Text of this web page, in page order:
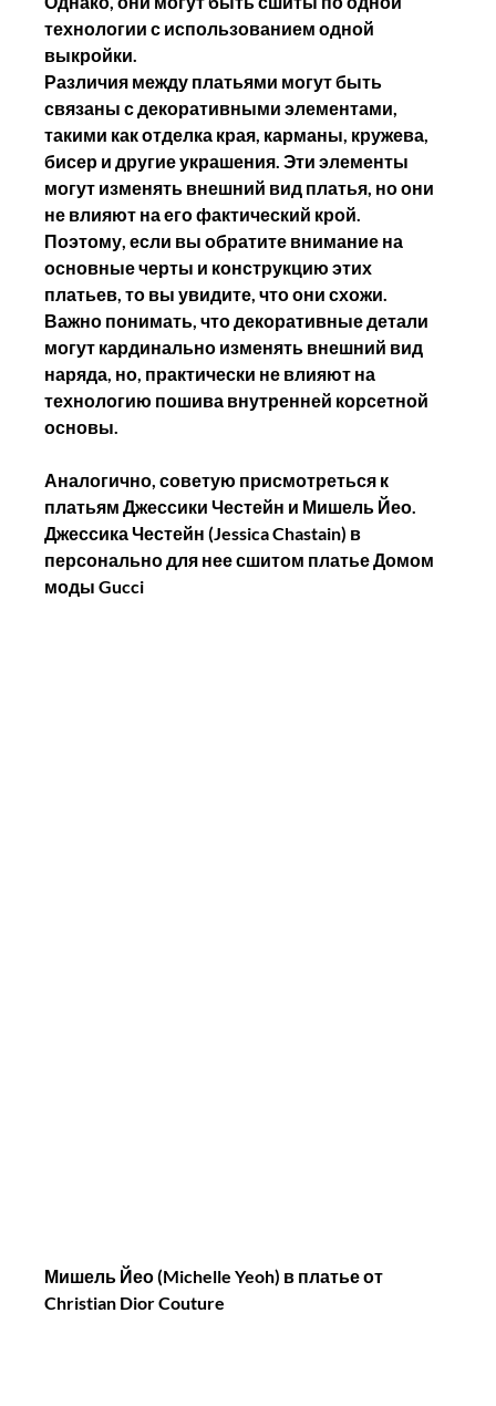
технологии с использованием одной
выкройки.
Различия между платьями могут быть
связаны с декоративными элементами,
такими как отделка края, карманы, кружева,
бисер и другие украшения. Эти элементы
могут изменять внешний вид платья, но они
не влияют на его фактический крой.
Поэтому, если вы обратите внимание на
основные черты и конструкцию этих
платьев, то вы увидите, что они схожи.
Важно понимать, что декоративные детали
могут кардинально изменять внешний вид
наряда, но, практически не влияют на
технологию пошива внутренней корсетной
основы.
Аналогично, советую присмотреться к
платьям Джессики Честейн и Мишель Йео.
Джессика Честейн (Jessica Chastain) в
персонально для нее сшитом платье Домом
моды Gucci
Мишель Йео (Michelle Yeoh) в платье от
Christian Dior Couture